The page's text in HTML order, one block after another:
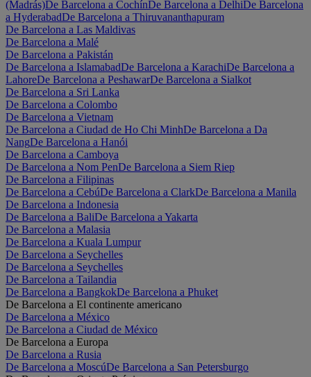
(Madrás)De Barcelona a CochínDe Barcelona a DelhiDe Barcelona
a HyderabadDe Barcelona a Thiruvananthapuram
De Barcelona a Las Maldivas
De Barcelona a Malé
De Barcelona a Pakistán
De Barcelona a IslamabadDe Barcelona a KarachiDe Barcelona a
LahoreDe Barcelona a PeshawarDe Barcelona a Sialkot
De Barcelona a Sri Lanka
De Barcelona a Colombo
De Barcelona a Vietnam
De Barcelona a Ciudad de Ho Chi MinhDe Barcelona a Da
NangDe Barcelona a Hanói
De Barcelona a Camboya
De Barcelona a Nom PenDe Barcelona a Siem Riep
De Barcelona a Filipinas
De Barcelona a CebúDe Barcelona a ClarkDe Barcelona a Manila
De Barcelona a Indonesia
De Barcelona a BaliDe Barcelona a Yakarta
De Barcelona a Malasia
De Barcelona a Kuala Lumpur
De Barcelona a Seychelles
De Barcelona a Seychelles
De Barcelona a Tailandia
De Barcelona a BangkokDe Barcelona a Phuket
De Barcelona a El continente americano
De Barcelona a México
De Barcelona a Ciudad de México
De Barcelona a Europa
De Barcelona a Rusia
De Barcelona a MoscúDe Barcelona a San Petersburgo